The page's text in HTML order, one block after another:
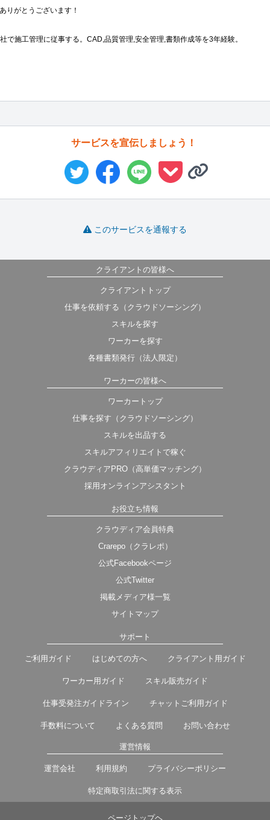
りがとうございます！
で施工管理に従事する。CAD,品質管理,安全管理,書類作成等を3年経験。
サービスを宣伝しましょう！
このサービスを通報する
クライアントの皆様へ
クライアントトップ
仕事を依頼する（クラウドソーシング）
スキルを探す
ワーカーを探す
各種書類発行（法人限定）
ワーカーの皆様へ
ワーカートップ
仕事を探す（クラウドソーシング）
スキルを出品する
スキルアフィリエイトで稼ぐ
クラウディアPRO（高単価マッチング）
採用オンラインアシスタント
お役立ち情報
クラウディア会員特典
Crarepo（クラレポ）
公式Facebookページ
公式Twitter
掲載メディア様一覧
サイトマップ
サポート
ご利用ガイド はじめての方へ クライアント用ガイド
ワーカー用ガイド スキル販売ガイド
仕事受発注ガイドライン チャットご利用ガイド
手数料について よくある質問 お問い合わせ
運営情報
運営会社 利用規約 プライバシーポリシー
特定商取引法に関する表示
ページトップヘ